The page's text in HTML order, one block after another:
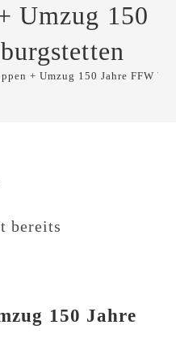
Umzug 150
+ Umzug 150 Jahre FFW
bereits
150 Jahre